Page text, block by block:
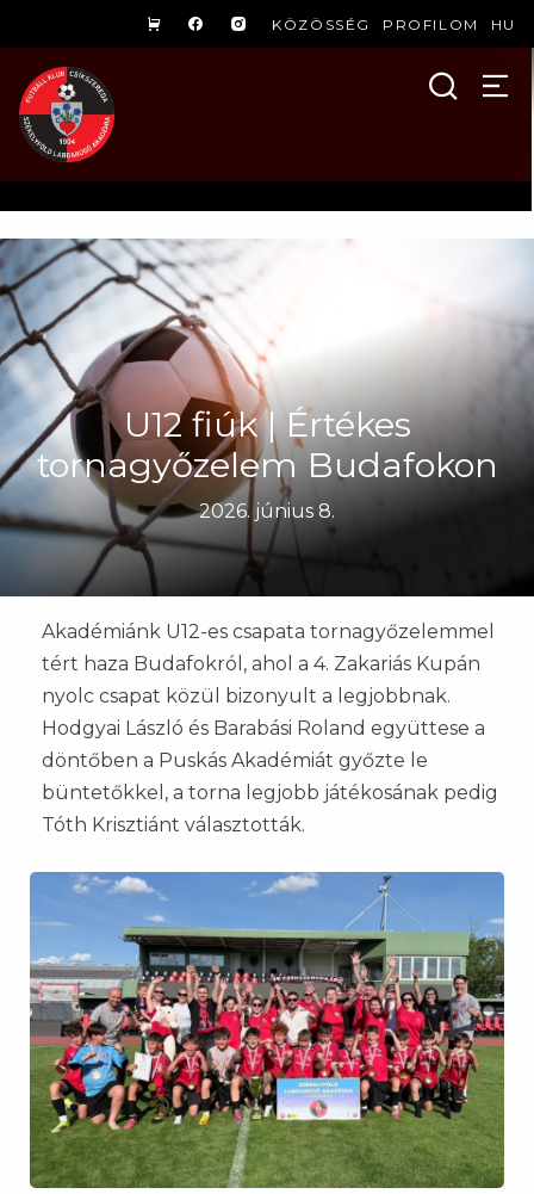
KÖZÖSSÉG PROFILOM HU
U12 fiúk | Értékes
tornagyőzelem Budafokon
2026. június 8.
Akadémiánk U12-es csapata tornagyőzelemmel
tért haza Budafokról, ahol a 4. Zakariás Kupán
nyolc csapat közül bizonyult a legjobbnak.
Hodgyai László és Barabási Roland együttese a
döntőben a Puskás Akadémiát győzte le
büntetőkkel, a torna legjobb játékosának pedig
Tóth Krisztiánt választották.